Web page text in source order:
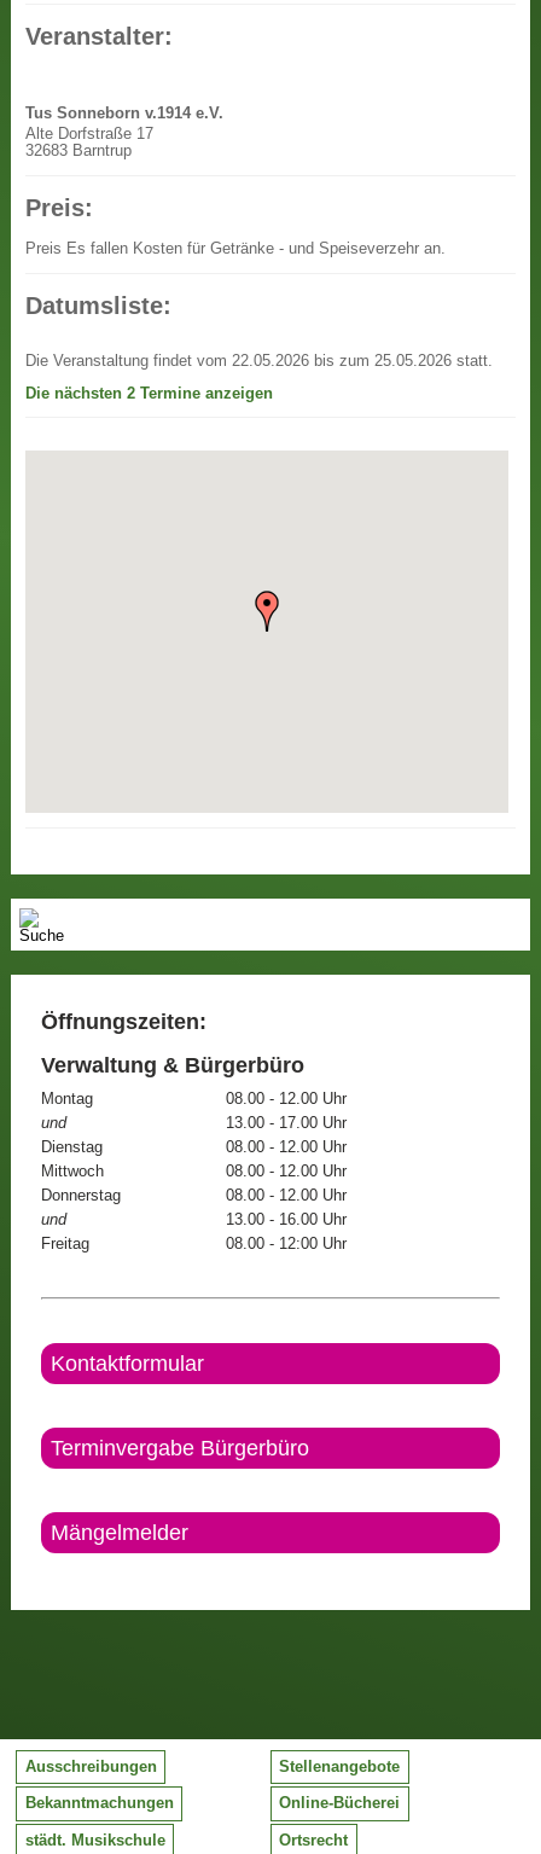
Veranstalter:
Tus Sonneborn v.1914 e.V.
Alte Dorfstraße 17
32683 Barntrup
Preis:
Preis Es fallen Kosten für Getränke - und Speiseverzehr an.
Datumsliste:
Die Veranstaltung findet vom 22.05.2026 bis zum 25.05.2026 statt.
Die nächsten 2 Termine anzeigen
Öffnungszeiten:
Verwaltung & Bürgerbüro
Montag
08.00 - 12.00 Uhr
und
13.00 - 17.00 Uhr
Dienstag
08.00 - 12.00 Uhr
Mittwoch
08.00 - 12.00 Uhr
Donnerstag
08.00 - 12.00 Uhr
und
13.00 - 16.00 Uhr
Freitag
08.00 - 12:00 Uhr
Kontaktformular
Terminvergabe Bürgerbüro
Mängelmelder
Ausschreibungen Stellenangebote
Bekanntmachungen Online-Bücherei
städt. Musikschule Ortsrecht